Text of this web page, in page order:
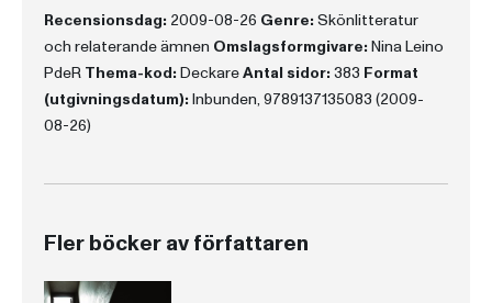
Recensionsdag: 2009-08-26 Genre: Skönlitteratur
och relaterande ämnen Omslagsformgivare: Nina Leino
PdeR Thema-kod: DeckareAntal sidor: 383 Format
(utgivningsdatum): Inbunden, 9789137135083 (2009-
08-26)
Fler böcker av författaren